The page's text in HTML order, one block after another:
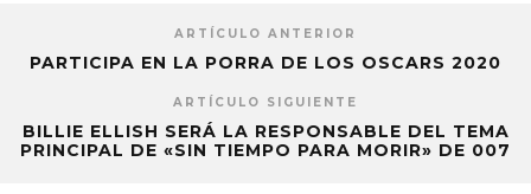
ARTÍCULO ANTERIOR
PARTICIPA EN LA PORRA DE LOS OSCARS 2020
ARTÍCULO SIGUIENTE
BILLIE ELLISH SERÁ LA RESPONSABLE DEL TEMA
PRINCIPAL DE «SIN TIEMPO PARA MORIR» DE 007